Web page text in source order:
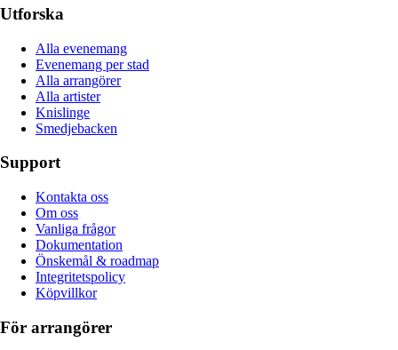
Utforska
Alla evenemang
Evenemang per stad
Alla arrangörer
Alla artister
Knislinge
Smedjebacken
Support
Kontakta oss
Om oss
Vanliga frågor
Dokumentation
Önskemål & roadmap
Integritetspolicy
Köpvillkor
För arrangörer